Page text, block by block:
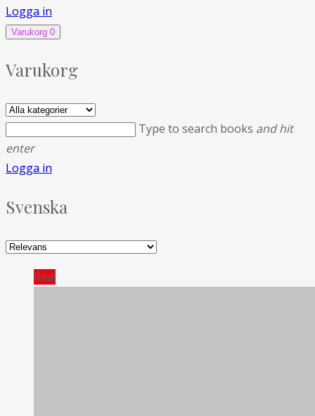
Logga in
Varukorg 0
Varukorg
Type to search books and hit
enter
Logga in
Svenska
Rea!